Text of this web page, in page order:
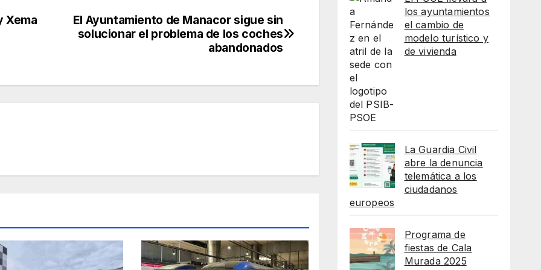
El Ayuntamiento de Manacor sigue sin
solucionar el problema de los coches
abandonados
Xema
los ayuntamientos
el cambio de
modelo turístico y
de vivienda
La Guardia Civil
abre la denuncia
telemática a los
ciudadanos
europeos
Programa de
fiestas de Cala
Murada 2025